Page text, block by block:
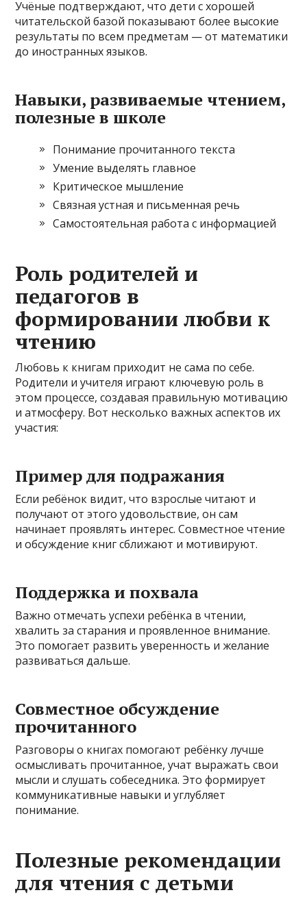
Учёные подтверждают, что дети с хорошей
читательской базой показывают более высокие
результаты по всем предметам — от математики
до иностранных языков.
Навыки, развиваемые чтением,
полезные в школе
Понимание прочитанного текста
Умение выделять главное
Критическое мышление
Связная устная и письменная речь
Самостоятельная работа с информацией
Роль родителей и
педагогов в
формировании любви к
чтению
Любовь к книгам приходит не сама по себе.
Родители и учителя играют ключевую роль в
этом процессе, создавая правильную мотивацию
и атмосферу. Вот несколько важных аспектов их
участия:
Пример для подражания
Если ребёнок видит, что взрослые читают и
получают от этого удовольствие, он сам
начинает проявлять интерес. Совместное чтение
и обсуждение книг сближают и мотивируют.
Поддержка и похвала
Важно отмечать успехи ребёнка в чтении,
хвалить за старания и проявленное внимание.
Это помогает развить уверенность и желание
развиваться дальше.
Совместное обсуждение
прочитанного
Разговоры о книгах помогают ребёнку лучше
осмысливать прочитанное, учат выражать свои
мысли и слушать собеседника. Это формирует
коммуникативные навыки и углубляет
понимание.
Полезные рекомендации
для чтения с детьми